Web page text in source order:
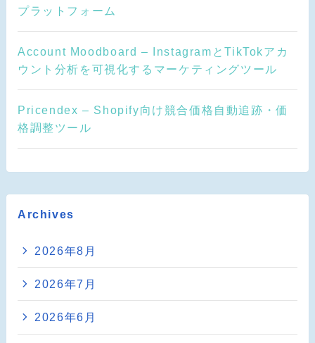
プラットフォーム
Account Moodboard – InstagramとTikTokアカ
ウント分析を可視化するマーケティングツール
Pricendex – Shopify向け競合価格自動追跡・価
格調整ツール
Archives
2026年8月
2026年7月
2026年6月